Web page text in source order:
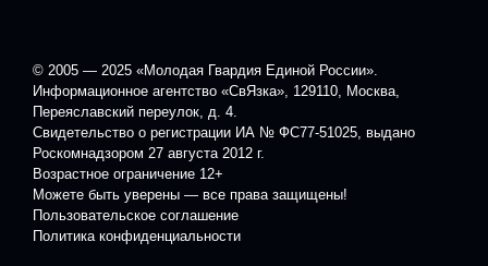
© 2005 — 2025 «Молодая Гвардия Единой России».
Информационное агентство «СвЯзка», 129110, Москва,
Переяславский переулок, д. 4.
Свидетельство о регистрации ИА № ФС77-51025, выдано
Роскомнадзором 27 августа 2012 г.
Возрастное ограничение 12+
Можете быть уверены — все права защищены!
Пользовательское соглашение
Политика конфиденциальности